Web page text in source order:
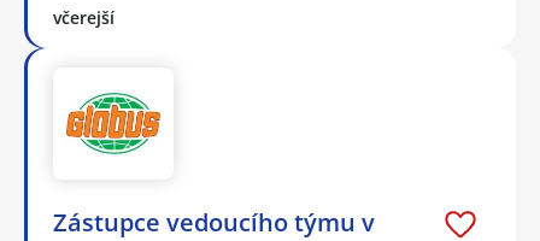
včerejší
Zástupce vedoucího týmu v